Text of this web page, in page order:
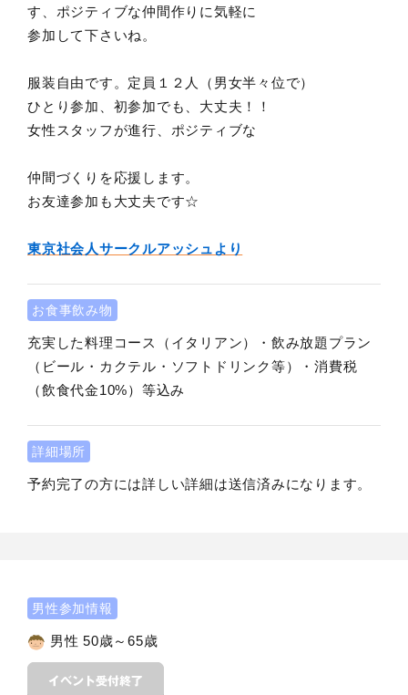
す、ポジティブな仲間作りに気軽に
参加して下さいね。
服装自由です。定員１２人（男女半々位で）
ひとり参加、初参加でも、大丈夫！！
女性スタッフが進行、ポジティブな
仲間づくりを応援します。
お友達参加も大丈夫です☆
東京社会人サークルアッシュより
お食事飲み物
充実した料理コース（イタリアン）・飲み放題プラン
（ビール・カクテル・ソフトドリンク等）・消費税
（飲食代金10%）等込み
詳細場所
予約完了の方には詳しい詳細は送信済みになります。
男性参加情報
男性 50歳～65歳